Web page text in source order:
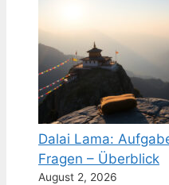
Dalai Lama:
Fragen – Überblick
August 2, 2026